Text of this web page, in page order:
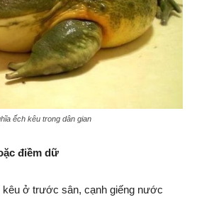
ếch kêu trong dân gian
điềm dữ
ở trước sân, cạnh giếng nước